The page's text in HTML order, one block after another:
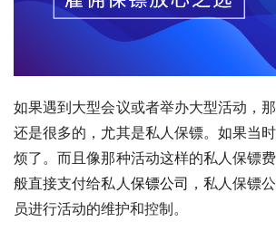
如果遇到大型会议或者举办大型活动，
还是很多的，尤其是私人保镖。如果当
烦了。而且像那种活动这样的私人保镖
般直接支付给私人 保镖公司 ，私人保镖
员进行活动的维护和控制。